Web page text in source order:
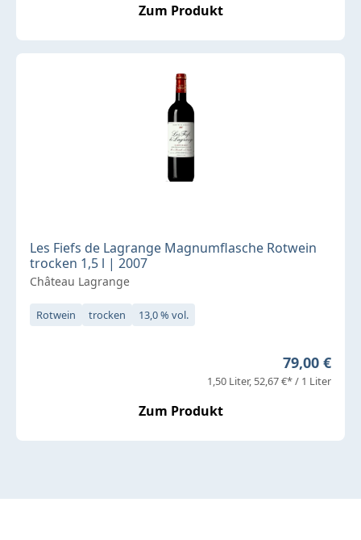
Zum Produkt
Les Fiefs de Lagrange Magnumflasche Rotwein
trocken 1,5 l | 2007
Château Lagrange
Rotwein trocken 13,0 % vol.
Regulärer
79,00 €
1,50 Liter 52,67 €* / 1 Liter
Zum Produkt